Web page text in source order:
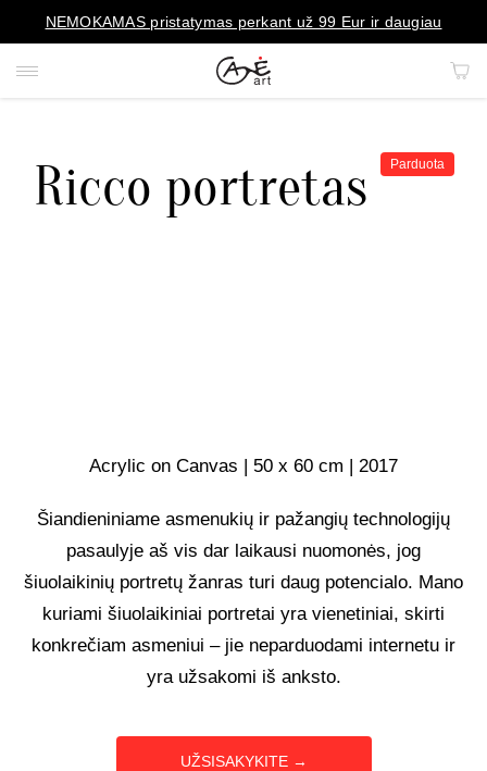
NEMOKAMAS pristatymas perkant už 99 Eur ir daugiau
PAVEIKSLAI
MENO OBJEKTAI
UŽSAKOMIEJI PROJEKTAI
TAPYBOS PAMOKOS
BIO
Ricco portretas Parduota
Acrylic on Canvas | 50 x 60 cm | 2017
Šiandieniniame asmenukių ir pažangių technologijų
pasaulyje aš vis dar laikausi nuomonės, jog
šiuolaikinių portretų žanras turi daug potencialo. Mano
kuriami šiuolaikiniai portretai yra vienetiniai, skirti
konkrečiam asmeniui – jie neparduodami internetu ir
yra užsakomi iš anksto.
UŽSISAKYKITE →